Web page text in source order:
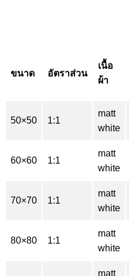
ขนาด อัตราส่วน
เนื้อ
ผ้า
50×50 1:1
matt
white
60×60 1:1
matt
white
70×70 1:1
matt
white
80×80 1:1
matt
white
matt